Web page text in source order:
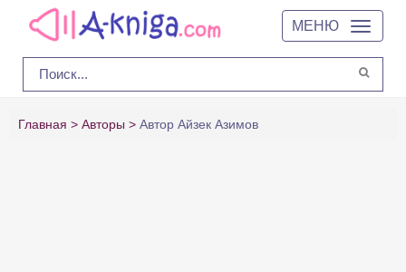
МЕНЮ
Главная Авторы Автор Айзек Азимов